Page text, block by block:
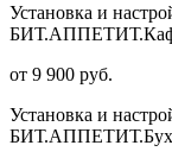
Установка и
БИТ.АППЕТИТ.Кафе
от 9 900 руб.
Установка и